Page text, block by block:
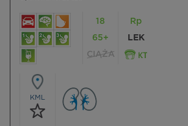
18
65+
CIĄŻA
Rp
LEK
KML